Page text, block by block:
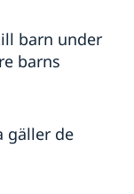
barn under
barns
gäller de